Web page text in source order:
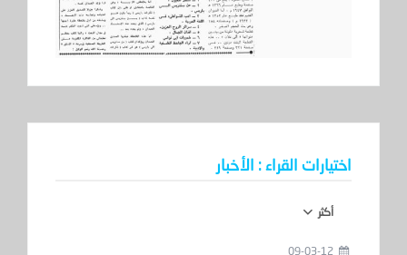
اختيارات القراء : الأخبار
أكثر